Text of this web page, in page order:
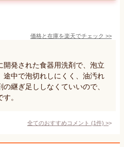
価格と在庫を楽天でチェック >>
発された食器用洗剤で、泡立
途中で泡切れしにくく、油汚れ
継ぎ足ししなくていいので、
。
全てのおすすめコメント (1件) >